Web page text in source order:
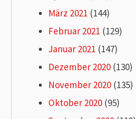
März 2021 (144)
Februar 2021 (129)
Januar 2021 (147)
Dezember 2020 (130)
November 2020 (135)
Oktober 2020 (95)